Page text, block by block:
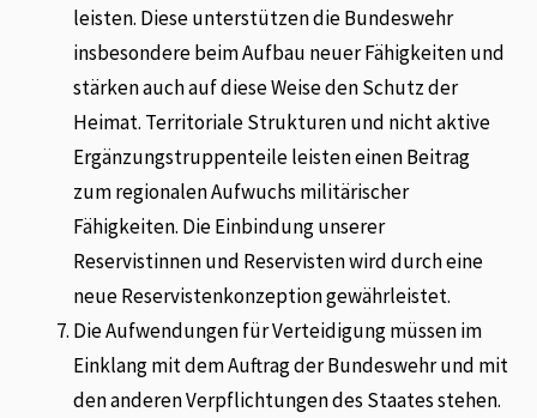
leisten. Diese unterstützen die Bundeswehr
insbesondere beim Aufbau neuer Fähigkeiten und
stärken auch auf diese Weise den Schutz der
Heimat. Territoriale Strukturen und nicht aktive
Ergänzungstruppenteile leisten einen Beitrag
zum regionalen Aufwuchs militärischer
Fähigkeiten. Die Einbindung unserer
Reservistinnen und Reservisten wird durch eine
neue Reservistenkonzeption gewährleistet.
Die Aufwendungen für Verteidigung müssen im
Einklang mit dem Auftrag der Bundeswehr und mit
den anderen Verpflichtungen des Staates stehen.